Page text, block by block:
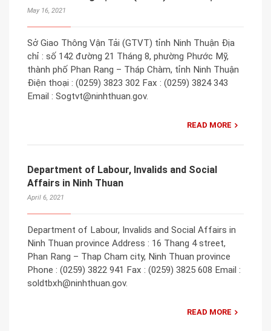
May 16, 2021
Sở Giao Thông Vận Tải (GTVT) tỉnh Ninh Thuận Địa
chỉ : số 142 đường 21 Tháng 8, phường Phước Mỹ,
thành phố Phan Rang – Tháp Chàm, tỉnh Ninh Thuận
Điện thoại : (0259) 3823 302 Fax : (0259) 3824 343
Email : Sogtvt@ninhthuan.gov.
READ MORE
Department of Labour, Invalids and Social
Affairs in Ninh Thuan
April 6, 2021
Department of Labour, Invalids and Social Affairs in
Ninh Thuan province Address : 16 Thang 4 street,
Phan Rang – Thap Cham city, Ninh Thuan province
Phone : (0259) 3822 941 Fax : (0259) 3825 608 Email :
soldtbxh@ninhthuan.gov.
READ MORE